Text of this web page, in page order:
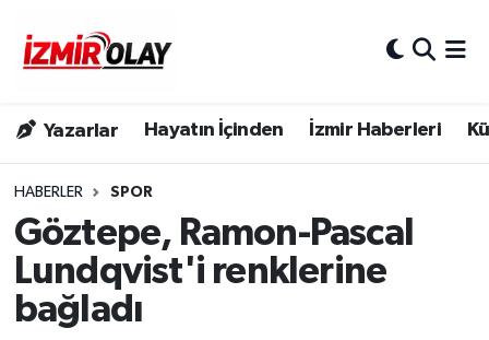
Yazarlar Hayatın İçinden İzmir Haberleri
HABERLER SPOR
Göztepe, Ramon-Pascal
Lundqvist'i renklerine
bağladı
Konak Trafik Yoğunluk Haritası
Süper Lig Puan Durumu ve Fikstür
Tüm Manşetler
Son Dakika Haberleri